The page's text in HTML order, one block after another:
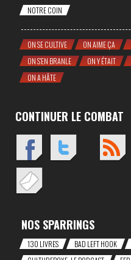
NOTRE COIN
ON SE CULTIVE ON AIME ÇA
ON S'EN BRANLE
ON Y ÉTAIT
ON A HÂTE
CONTINUER LE COMBAT
NOS SPARRINGS
130 LIVRES BAD LEFT HOOK